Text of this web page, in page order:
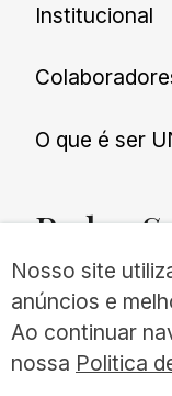
Institucional
O que é ser
Redes
Nosso site
anúncios e
Ao continuar
nossa Politica